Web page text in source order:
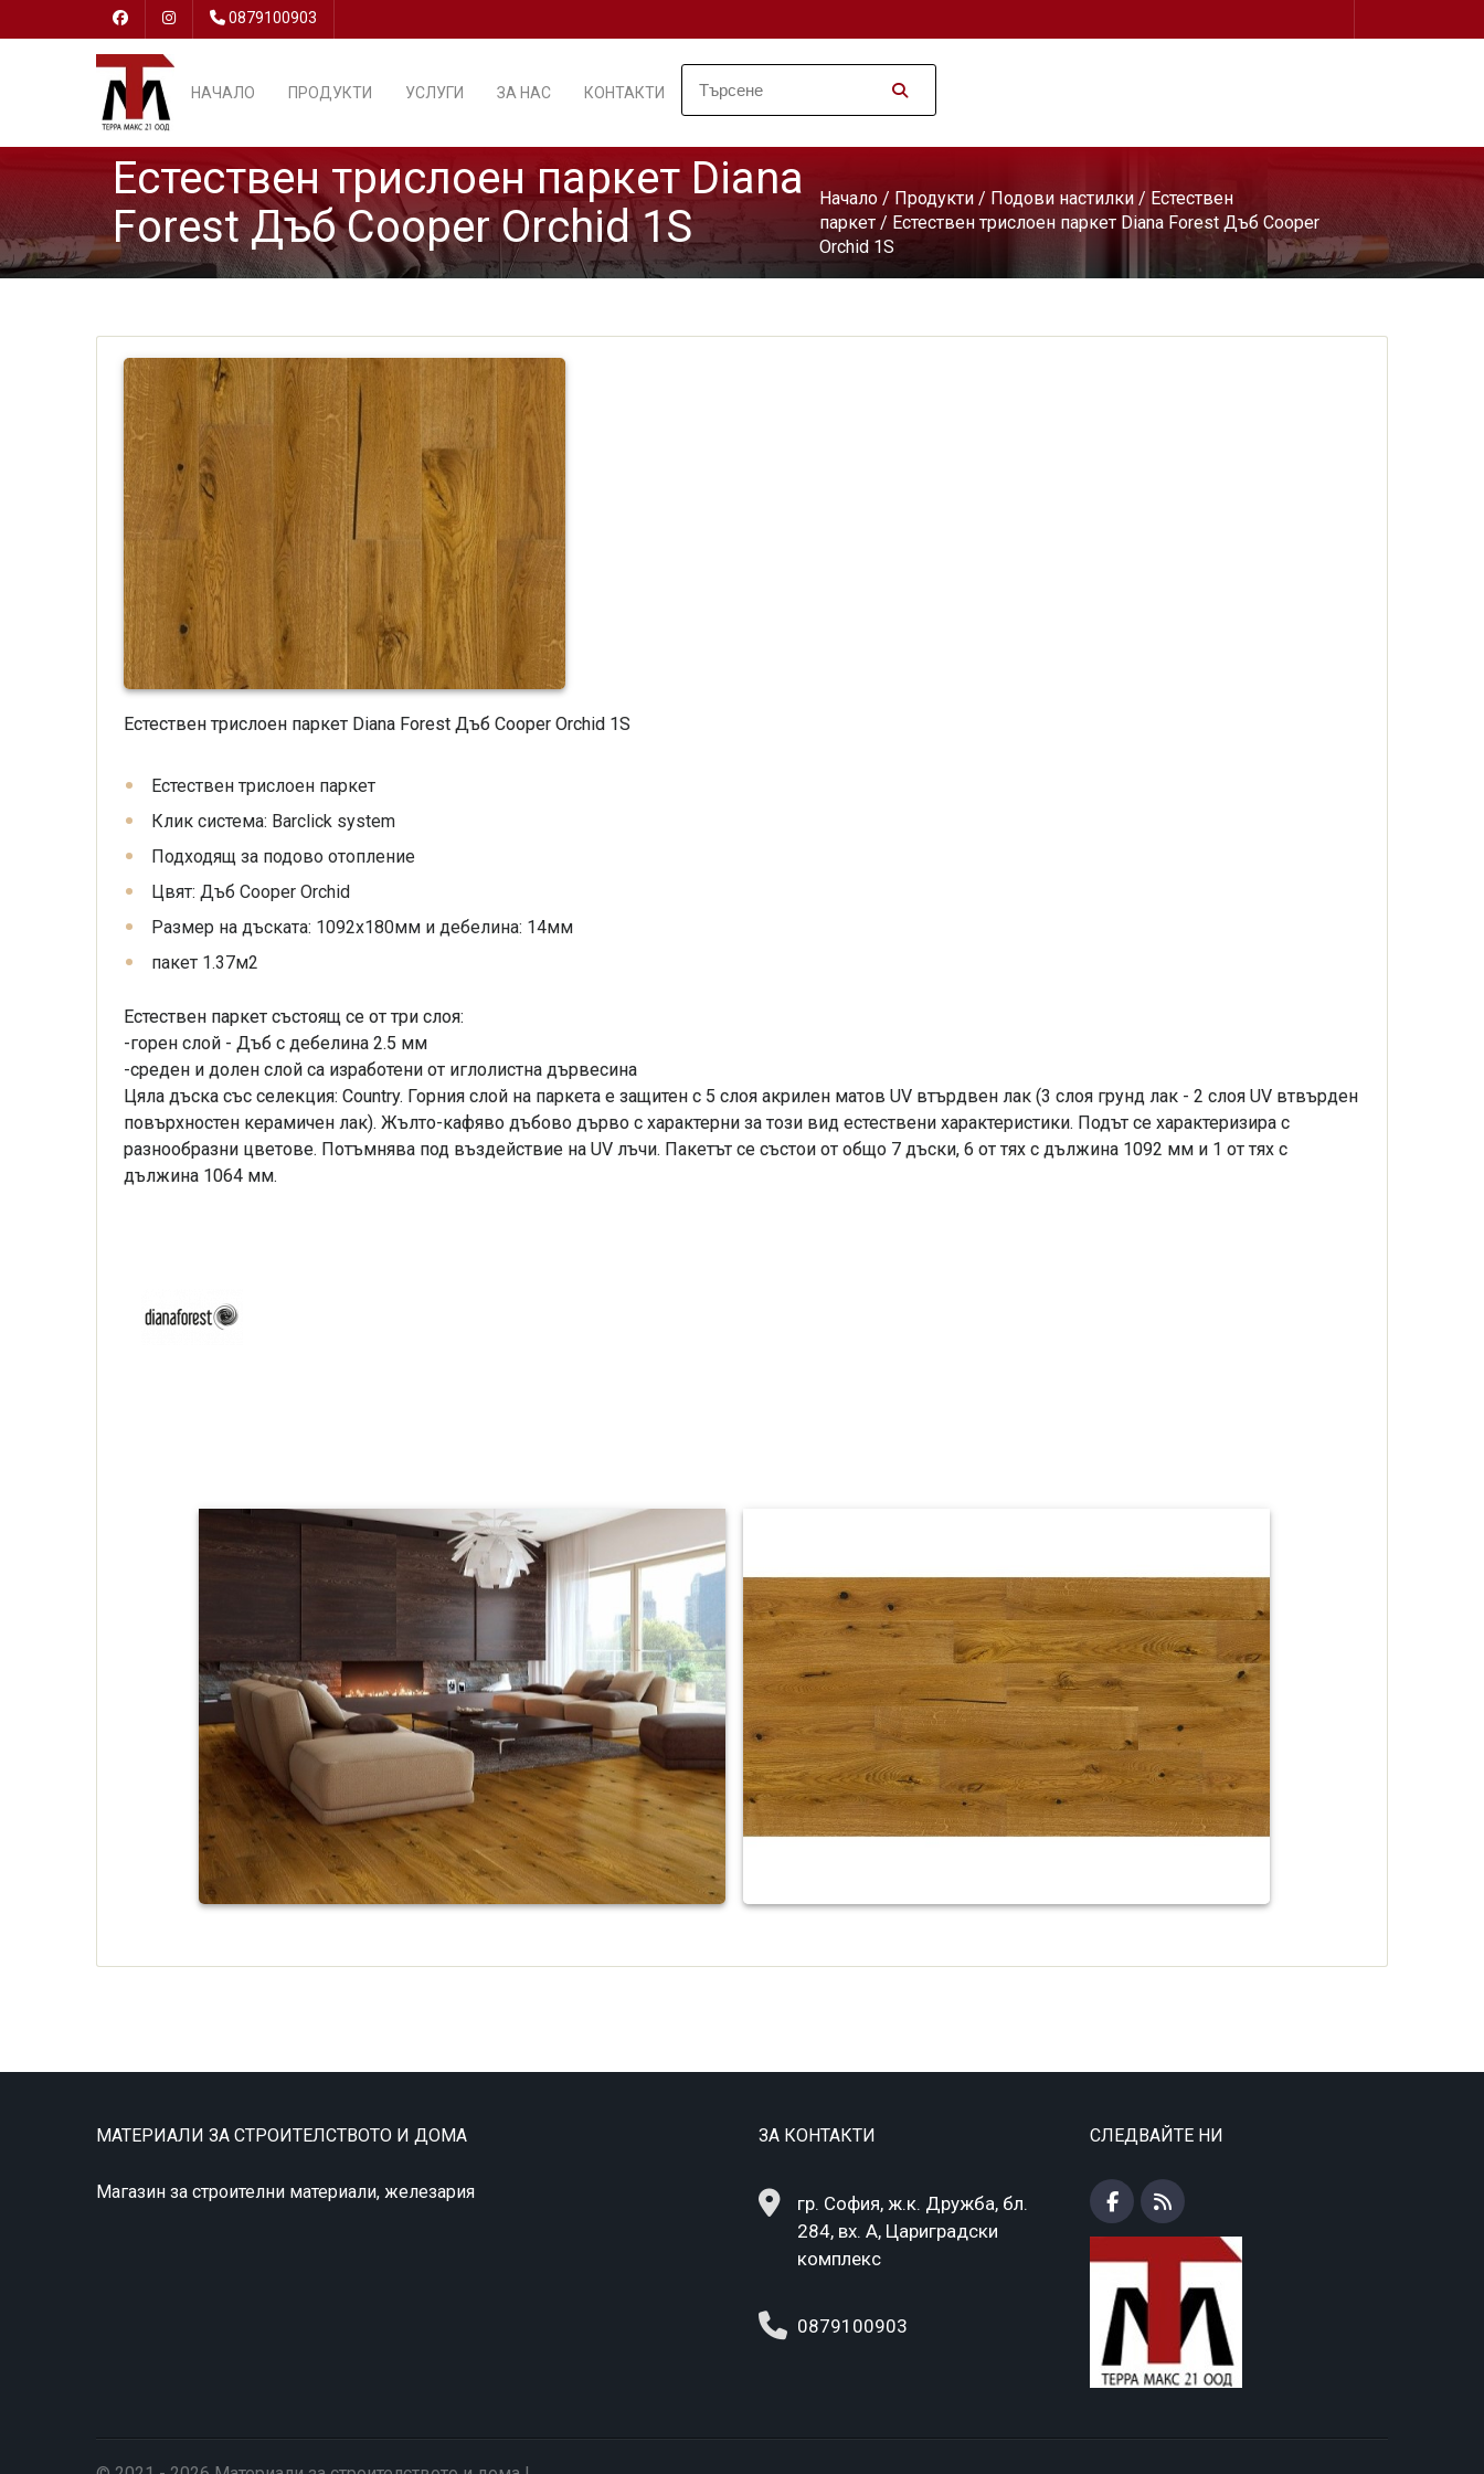
0879100903
НАЧАЛО ПРОДУКТИ УСЛУГИ ЗА НАС КОНТАКТИ
Естествен трислоен паркет Diana
Forest Дъб Cooper Orchid 1S
Начало / Продукти / Подови настилки / Естествен
паркет / Естествен трислоен паркет Diana Forest Дъб Cooper
Orchid 1S
Естествен трислоен паркет Diana Forest Дъб Cooper Orchid 1S
Естествен трислоен паркет
Клик система: Barclick system
Подходящ за подово отопление
Цвят: Дъб Cooper Orchid
Размер на дъската: 1092x180мм и дебелина: 14мм
пакет 1.37м2
Естествен паркет състоящ се от три слоя:
-горен слой - Дъб с дебелина 2.5 мм
-среден и долен слой са изработени от иглолистна дървесина
Цяла дъска със селекция: Country. Горния слой на паркета е защитен с 5 слоя акрилен матов UV втърдвен лак (3 слоя грунд лак - 2 слоя UV втвърден
повърхностен керамичен лак). Жълто-кафяво дъбово дърво с характерни за този вид естествени характеристики. Подът се характеризира с
разнообразни цветове. Потъмнява под въздействие на UV лъчи. Пакетът се състои от общо 7 дъски, 6 от тях с дължина 1092 мм и 1 от тях с
дължина 1064 мм.
МАТЕРИАЛИ ЗА СТРОИТЕЛСТВОТО И ДОМА
Магазин за строителни материали, железария
ЗА КОНТАКТИ
гр. София, ж.к. Дружба, бл.
284, вх. А, Цариградски
комплекс
0879100903
СЛЕДВАЙТЕ НИ